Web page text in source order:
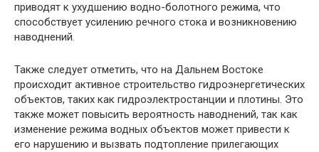
приводят к ухудшению водно-болотного режима, что
способствует усилению речного стока и возникновению
наводнений.
Также следует отметить, что на Дальнем Востоке
происходит активное строительство гидроэнергетических
объектов, таких как гидроэлектростанции и плотины. Это
также может повысить вероятность наводнений, так как
изменение режима водных объектов может привести к
его нарушению и вызвать подтопление прилегающих